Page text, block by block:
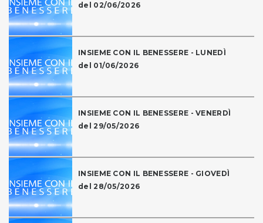
del 02/06/2026
INSIEME CON IL BENESSERE - LUNEDÌ
del 01/06/2026
INSIEME CON IL BENESSERE - VENERDÌ
del 29/05/2026
INSIEME CON IL BENESSERE - GIOVEDÌ
del 28/05/2026